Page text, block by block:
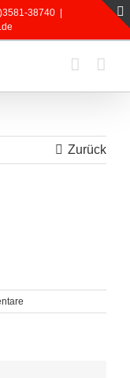
38740
Zurück